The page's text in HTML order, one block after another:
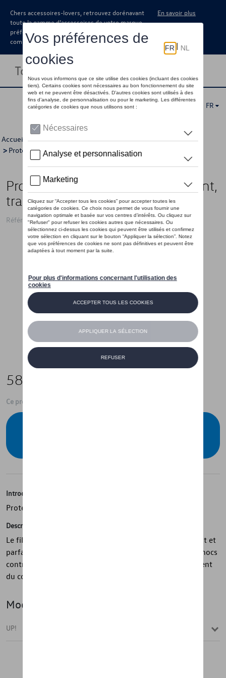
Chers accessoires-lovers, retrouvez dorénavant
toute la gamme d’accessoires de votre marque
préférée sous forme de catalogue à
commander auprès de votre concessionaire.
En savoir plus
Toggle navigation
FR
Accueil >Catalogue Volkswagen >Confort et protection
> Protection >Protection pare-chocs > Détail
Protection du seuil de chargement,
transparent
Référence: 1S0061197B
58,00 €
Ce produit n'est actuellement pas de stock
Introduction
Protection du seuil de chargement
Description
Le film de protection de seuil de chargement transparent et
parfaitement ajusté protège de manière fiable le pare-chocs
contre les rayures lors du chargement et du déchargement
du coffre à bagages. Adhère rapidement et facilement.
Modèle(s)
UP!